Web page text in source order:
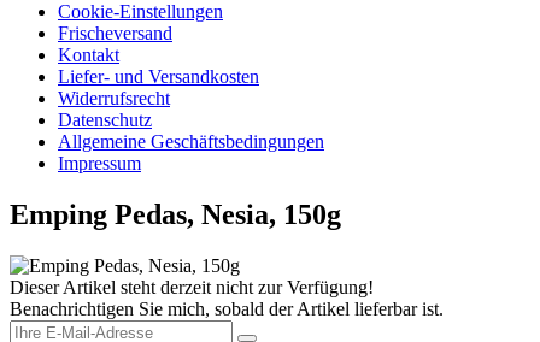
Cookie-Einstellungen
Frischeversand
Kontakt
Liefer- und Versandkosten
Widerrufsrecht
Datenschutz
Allgemeine Geschäftsbedingungen
Impressum
Emping Pedas, Nesia, 150g
Dieser Artikel steht derzeit nicht zur Verfügung!
Benachrichtigen Sie mich, sobald der Artikel lieferbar ist.